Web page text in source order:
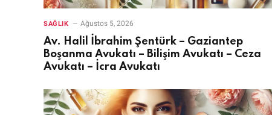
SAĞLIK Ağustos 5, 2026
Av. Halil İbrahim Şentürk – Gaziantep
Boşanma Avukatı – Bilişim Avukatı – Ceza
Avukatı – İcra Avukatı